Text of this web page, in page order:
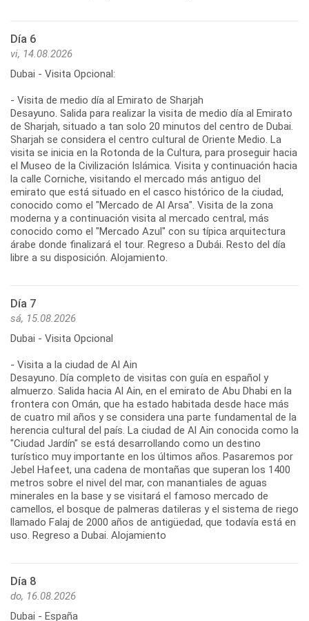
Día 6
vi, 14.08.2026
Dubai - Visita Opcional:
- Visita de medio día al Emirato de Sharjah
Desayuno. Salida para realizar la visita de medio día al Emirato
de Sharjah, situado a tan solo 20 minutos del centro de Dubai.
Sharjah se considera el centro cultural de Oriente Medio. La
visita se inicia en la Rotonda de la Cultura, para proseguir hacia
el Museo de la Civilización Islámica. Visita y continuación hacia
la calle Corniche, visitando el mercado más antiguo del
emirato que está situado en el casco histórico de la ciudad,
conocido como el "Mercado de Al Arsa". Visita de la zona
moderna y a continuación visita al mercado central, más
conocido como el "Mercado Azul" con su típica arquitectura
árabe donde finalizará el tour. Regreso a Dubái. Resto del día
libre a su disposición. Alojamiento.
Día 7
sá, 15.08.2026
Dubai - Visita Opcional
- Visita a la ciudad de Al Ain
Desayuno. Día completo de visitas con guía en español y
almuerzo. Salida hacia Al Ain, en el emirato de Abu Dhabi en la
frontera con Omán, que ha estado habitada desde hace más
de cuatro mil años y se considera una parte fundamental de la
herencia cultural del país. La ciudad de Al Ain conocida como la
"Ciudad Jardín" se está desarrollando como un destino
turístico muy importante en los últimos años. Pasaremos por
Jebel Hafeet, una cadena de montañas que superan los 1400
metros sobre el nivel del mar, con manantiales de aguas
minerales en la base y se visitará el famoso mercado de
camellos, el bosque de palmeras datileras y el sistema de riego
llamado Falaj de 2000 años de antigüedad, que todavía está en
uso. Regreso a Dubai. Alojamiento
Día 8
do, 16.08.2026
Dubai - España